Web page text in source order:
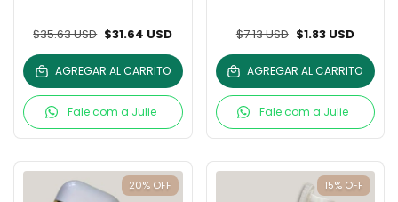
$35.63 USD $31.64 USD
AGREGAR AL CARRITO
Fale com a Julie
$7.13 USD $1.83 USD
AGREGAR AL CARRITO
Fale com a Julie
20% OFF 15% OFF